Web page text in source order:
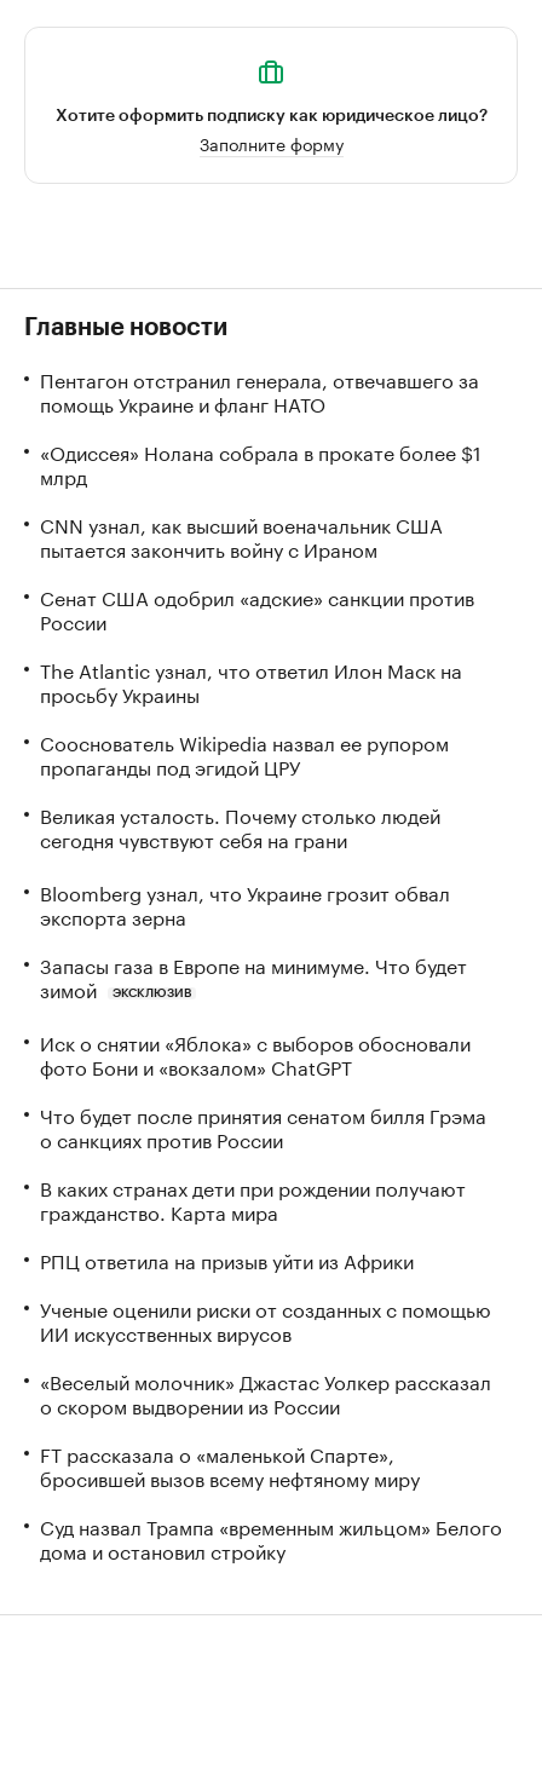
Хотите оформить подписку как юридическое лицо?
Заполните форму
Главные новости
Пентагон отстранил генерала, отвечавшего за
помощь Украине и фланг НАТО
«Одиссея» Нолана собрала в прокате более $1
млрд
CNN узнал, как высший военачальник США
пытается закончить войну с Ираном
Сенат США одобрил «адские» санкции против
России
The Atlantic узнал, что ответил Илон Маск на
просьбу Украины
Сооснователь Wikipedia назвал ее рупором
пропаганды под эгидой ЦРУ
Великая усталость. Почему столько людей
сегодня чувствуют себя на грани
Bloomberg узнал, что Украине грозит обвал
экспорта зерна
Запасы газа в Европе на минимуме. Что будет
зимой
ЭКСКЛЮЗИВ
Иск о снятии «Яблока» с выборов обосновали
фото Бони и «вокзалом» ChatGPT
Что будет после принятия сенатом билля Грэма
о санкциях против России
В каких странах дети при рождении получают
гражданство. Карта мира
РПЦ ответила на призыв уйти из Африки
Ученые оценили риски от созданных с помощью
ИИ искусственных вирусов
«Веселый молочник» Джастас Уолкер рассказал
о скором выдворении из России
FT рассказала о «маленькой Спарте»,
бросившей вызов всему нефтяному миру
Суд назвал Трампа «временным жильцом» Белого
дома и остановил стройку